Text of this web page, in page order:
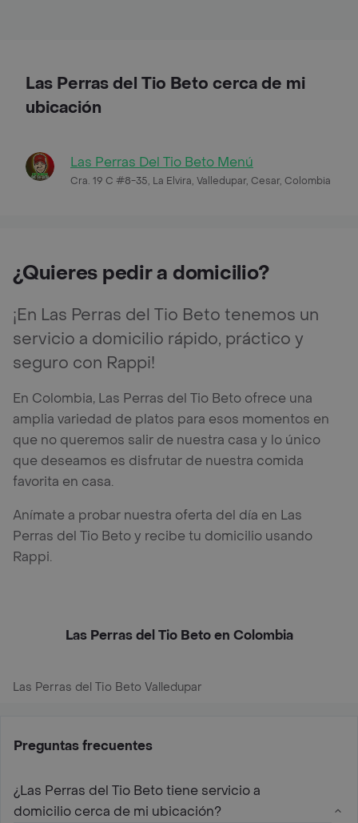
Las Perras del Tio Beto cerca de mi
ubicación
Las Perras Del Tio Beto Menú
Cra. 19 C #8-35, La Elvira, Valledupar, Cesar, Colombia
¿Quieres pedir a domicilio?
¡En Las Perras del Tio Beto tenemos un
servicio a domicilio rápido, práctico y
seguro con Rappi!
En Colombia, Las Perras del Tio Beto ofrece una
amplia variedad de platos para esos momentos en
que no queremos salir de nuestra casa y lo único
que deseamos es disfrutar de nuestra comida
favorita en casa.
Anímate a probar nuestra oferta del día en Las
Perras del Tio Beto y recibe tu domicilio usando
Rappi.
Las Perras del Tio Beto en Colombia
Las Perras del Tio Beto Valledupar
Preguntas frecuentes
¿Las Perras del Tio Beto tiene servicio a
domicilio cerca de mi ubicación?